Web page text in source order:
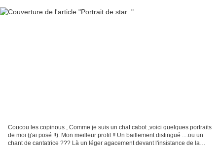
Coucou les copinous , Comme je suis un chat cabot ,voici quelques portraits
de moi (j'ai posé !!). Mon meilleur profil !! Un baillement distingué ....ou un
chant de cantatrice ??? Là un léger agacement devant l'insistance de la